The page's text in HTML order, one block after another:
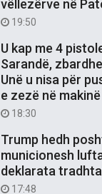
vëllezërve në
19:50
U kap me 4
Sarandë,
Unë u nisa për
e zezë në
18:30
Trump hedh
municionesh
deklarata
17:48